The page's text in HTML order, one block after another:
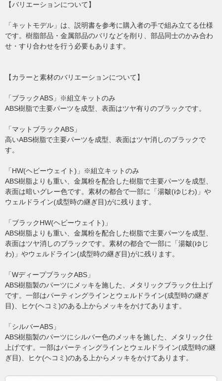
【バリエーションについて】
「キットモデル」は、説明書を参考に購入者の手で組み立てる仕様
です。樹脂部品・金属部品のバリなどを削り、部品同士のかみ合わ
せ・すり合わせを行う必要もあります。
【カラーと素材のバリエーションについて】
「ブラックABS」※組立キットのみ
ABS樹脂で主要パーツを成型、表面はツヤ有りのブラックです。
「マットブラックABS」
高いABS樹脂で主要パーツを成型、表面はツヤ消しのブラックで
す。
「HW(ヘビーウェイト)」※組立キットのみ
ABS樹脂よりも重い、金属粉を配合した樹脂で主要パーツを成型、
表面は暗いグレー色です。素材の都合で一部に「湯皺(ゆじわ)」や
ウェルドライン(成型時の継ぎ目)がに残ります。
「ブラックHW(ヘビーウェイト)」
ABS樹脂よりも重い、金属粉を配合した樹脂で主要パーツを成型、
表面はツヤ消しのブラックです。素材の都合で一部に「湯皺(ゆじ
わ)」やウェルドライン(成型時の継ぎ目)がに残ります。
「WディープブラックABS」
ABS樹脂製のパーツにメッキを施した、メタリックブラック仕上げ
です。一部はパーティングラインとウェルドライン(成型時の継ぎ
目)、ヒケ(ヘコミ)のある上からメッキをかけてあります。
「シルバーABS」
ABS樹脂製のパーツにシルバー色のメッキを施した、メタリック仕
上げです。一部はパーティングラインとウェルドライン(成型時の継
ぎ目)、ヒケ(ヘコミ)のある上からメッキをかけてあります。